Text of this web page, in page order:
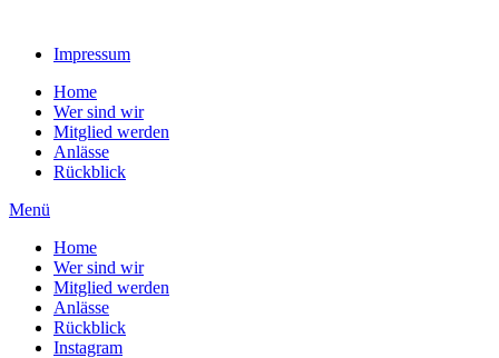
Impressum
Home
Wer sind wir
Mitglied werden
Anlässe
Rückblick
Menü
Home
Wer sind wir
Mitglied werden
Anlässe
Rückblick
Instagram